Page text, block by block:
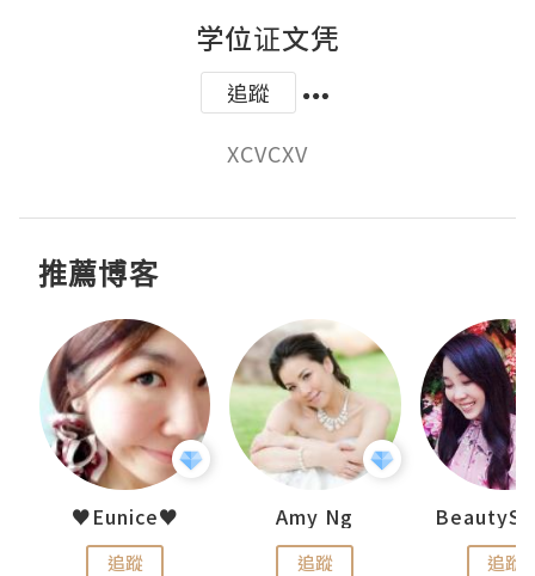
学位证文凭
追蹤
XCVCXV
推薦博客
♥Eunice♥
追蹤
Amy Ng
追蹤 追蹤